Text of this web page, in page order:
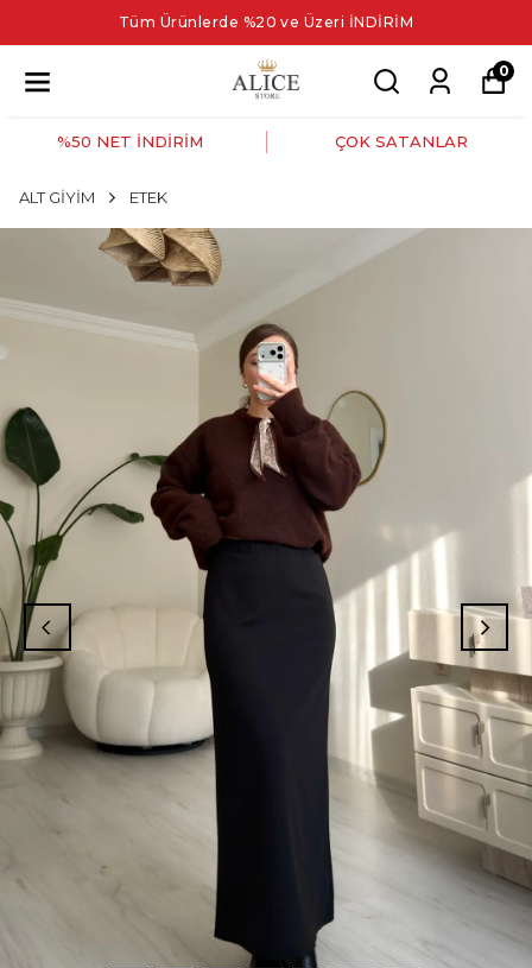
Tüm Ürünlerde %20 ve Üzeri İNDİRİM
0
%50 NET İNDİRİM ÇOK SATANLAR
ALT GİYİM ETEK